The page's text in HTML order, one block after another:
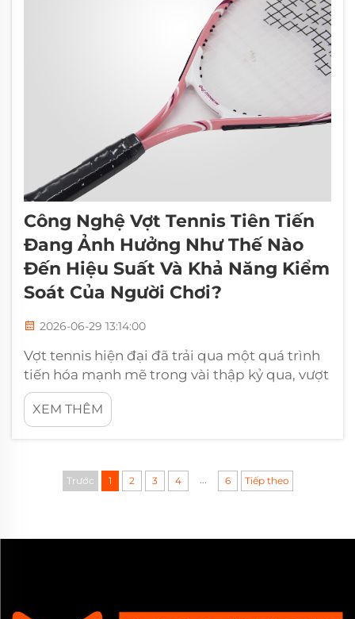
Công Nghệ Vợt Tennis Tiên Tiến
Đang Ảnh Hưởng Như Thế Nào
Đến Hiệu Suất Và Khả Năng Kiểm
Soát Của Người Chơi?
2026-06-29 13:14:00
Vợt tennis hiện đại đã trải qua một quá trình
tiến hóa mạnh mẽ trong vài thập kỷ qua, vượt
xa nguồn gốc bằng gỗ để trở thành một
công cụ được thiết kế chính xác. Ngày nay,
mọi chi tiết cấu trúc của vợt tennis — từ hình
XEM THÊM
Trước 1 2 3 4 ... 6 Tiếp theo